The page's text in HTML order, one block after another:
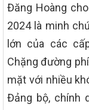
Đăng Hoàng
2024 là minh
lớn của các
Chặng đường
mặt với nhiều
Đảng bộ, chính